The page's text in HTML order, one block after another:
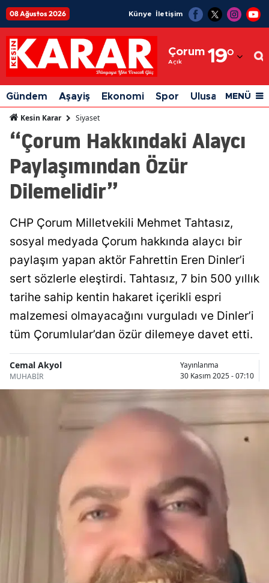
08 Ağustos 2026 Künye İletişim
Çorum
Açık 19°
Adıyaman
Afyonkarahisar
Ağrı
Amasya
Balıkesir
Bilecik
Bitlis
Bolu
Burdur
Çanakkale
Çankırı
Çorum
Denizli
Edirne
Elazığ
Gündem Aşayiş Ekonomi Spor Ulusal Siyaset
MENÜ
Kesin Karar Siyaset
“Çorum Hakkındaki Alaycı
Paylaşımından Özür
Dilemelidir”
CHP Çorum Milletvekili Mehmet Tahtasız,
sosyal medyada Çorum hakkında alaycı bir
paylaşım yapan aktör Fahrettin Eren Dinler’i
sert sözlerle eleştirdi. Tahtasız, 7 bin 500 yıllık
tarihe sahip kentin hakaret içerikli espri
malzemesi olmayacağını vurguladı ve Dinler’i
tüm Çorumlular’dan özür dilemeye davet etti.
Cemal Akyol
MUHABİR
Yayınlanma
30 Kasım 2025 - 07:10